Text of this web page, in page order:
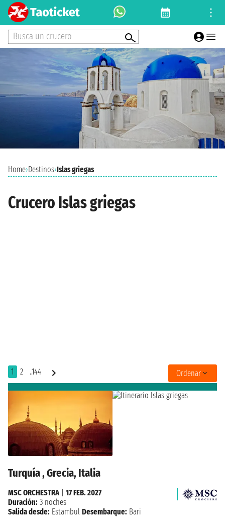
Busca un crucero
Home›Destinos›Islas griegas
Crucero Islas griegas
1 2 ..144 Ordenar
Turquía , Grecia, Italia
MSC ORCHESTRA
17 FEB. 2027
Duración: 3 noches
Salida desde: Estambul Desembarque: Bari